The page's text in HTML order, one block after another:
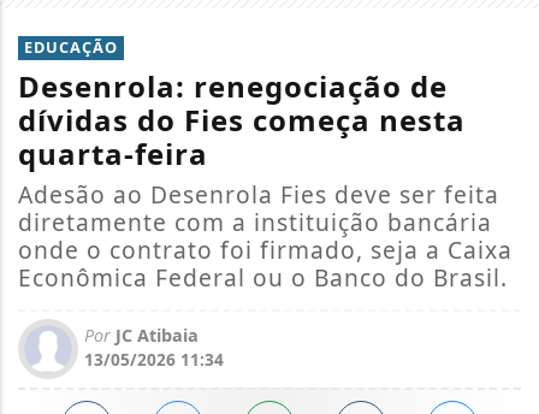
EDUCAÇÃO
Desenrola: renegociação de
dívidas do Fies começa nesta
quarta-feira
Adesão ao Desenrola Fies deve ser feita
diretamente com a instituição bancária
onde o contrato foi firmado, seja a Caixa
Econômica Federal ou o Banco do Brasil.
Por JC Atibaia
13/05/2026 11:34